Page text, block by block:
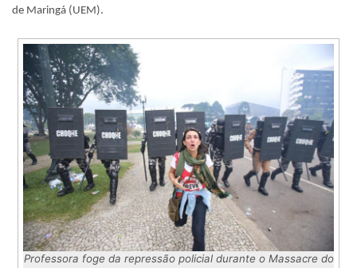
de Maringá (UEM).
Professora foge da repressão policial durante o Massacre do